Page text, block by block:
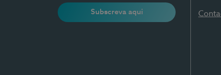
Subscreva aqui